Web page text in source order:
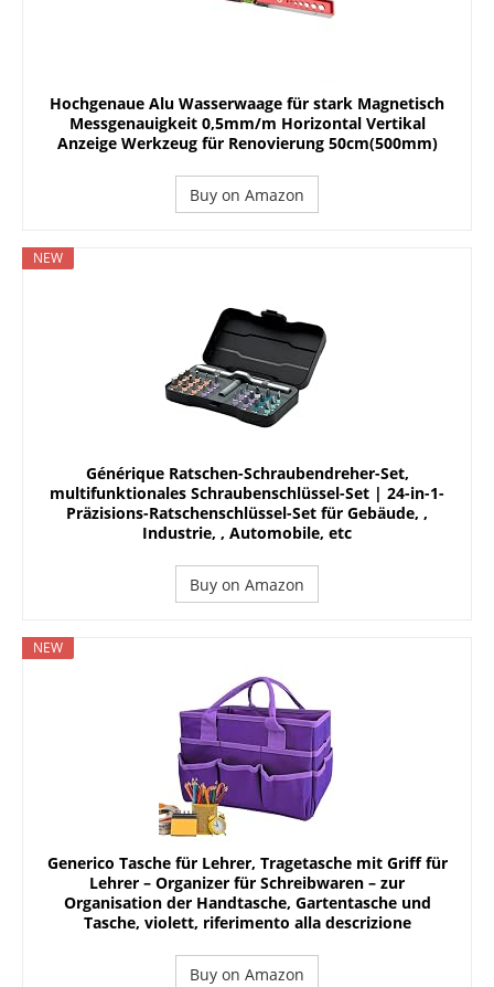
Hochgenaue Alu Wasserwaage für stark Magnetisch
Messgenauigkeit 0,5mm/m Horizontal Vertikal
Anzeige Werkzeug für Renovierung 50cm(500mm)
Buy on Amazon
NEW
Générique Ratschen-Schraubendreher-Set,
multifunktionales Schraubenschlüssel-Set | 24-in-1-
Präzisions-Ratschenschlüssel-Set für Gebäude, ,
Industrie, , Automobile, etc
Buy on Amazon
NEW
Generico Tasche für Lehrer, Tragetasche mit Griff für
Lehrer – Organizer für Schreibwaren – zur
Organisation der Handtasche, Gartentasche und
Tasche, violett, riferimento alla descrizione
Buy on Amazon